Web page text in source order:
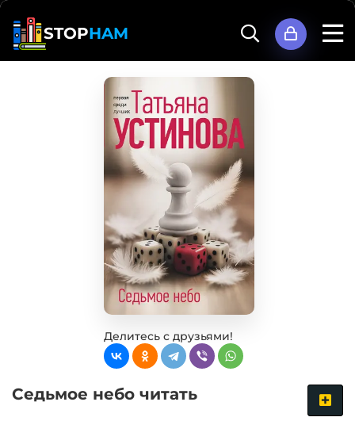
STOPHAM
Делитесь с друзьями!
Седьмое небо читать